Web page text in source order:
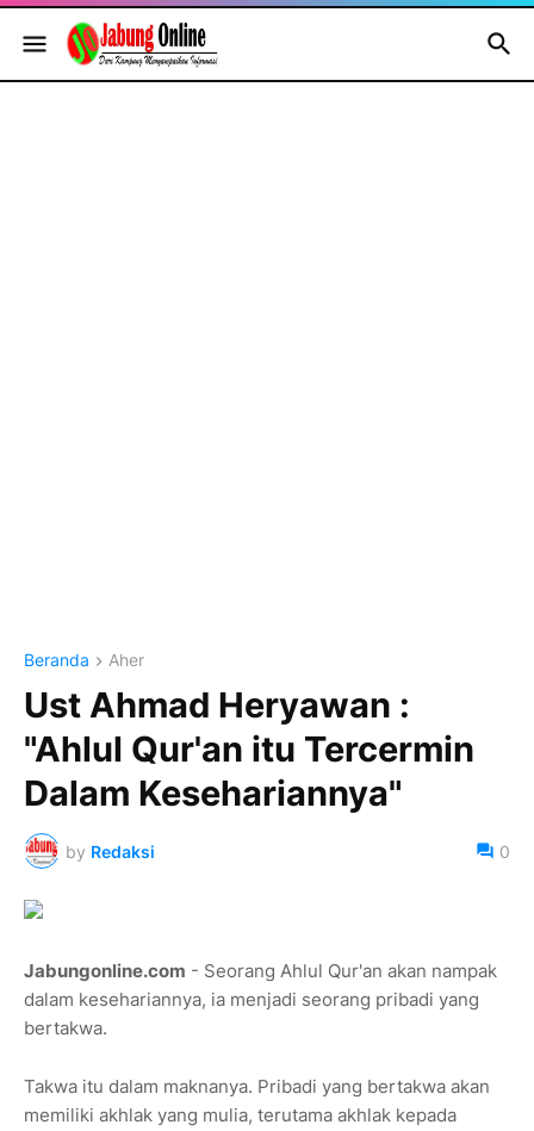
Beranda Aher
Ust Ahmad Heryawan :
"Ahlul Qur'an itu Tercermin
Dalam Kesehariannya"
by Redaksi 0
Jabungonline.com - Seorang Ahlul Qur'an akan nampak
dalam kesehariannya, ia menjadi seorang pribadi yang
bertakwa.
Takwa itu dalam maknanya. Pribadi yang bertakwa akan
memiliki akhlak yang mulia, terutama akhlak kepada